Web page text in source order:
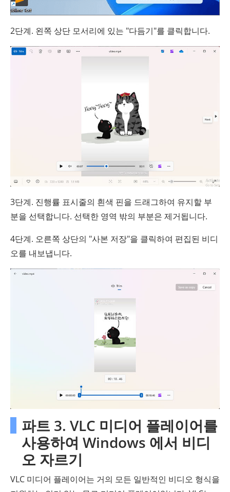
2단계. 왼쪽 상단 모서리에 있는 "다듬기"를 클릭합니다.
3단계. 진행률 표시줄의 흰색 핀을 드래그하여 유지할 부
분을 선택합니다. 선택한 영역 밖의 부분은 제거됩니다.
4단계. 오른쪽 상단의 "사본 저장"을 클릭하여 편집된 비디
오를 내보냅니다.
파트 3. VLC 미디어 플레이어를
사용하여 Windows 에서 비디
오 자르기
VLC 미디어 플레이어는 거의 모든 일반적인 비디오 형식을